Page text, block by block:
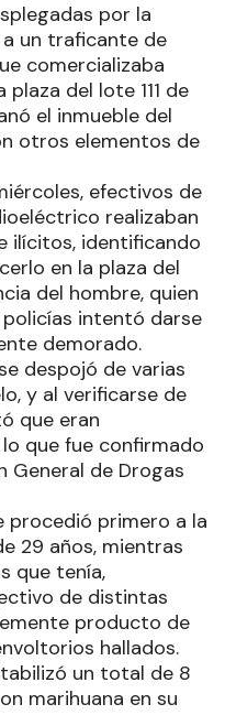
por la
un traficante de
comercializaba
del lote 111 de
el inmueble del
otros elementos de
efectivos de
realizaban
ilícitos, identificando
en la plaza del
del hombre, quien
intentó darse
demorado.
despojó de varias
y al verificarse de
que eran
que fue confirmado
General de Drogas
procedió primero a la
29 años, mientras
que tenía,
de distintas
producto de
hallados.
un total de 8
marihuana en su